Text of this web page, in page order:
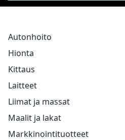
Autonhoito
Hionta
Kittaus
Laitteet
Liimat ja massat
Maalit ja lakat
Markkinointituotteet